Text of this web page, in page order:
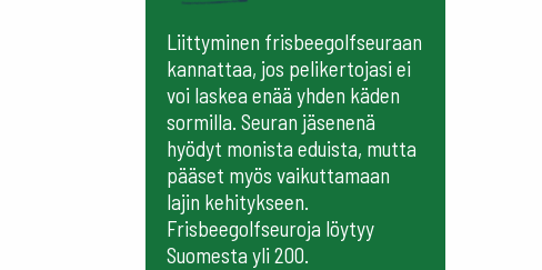
Liittyminen frisbeegolfseuraan
kannattaa, jos pelikertojasi ei
voi laskea enää yhden käden
sormilla. Seuran jäsenenä
hyödyt monista eduista, mutta
pääset myös vaikuttamaan
lajin kehitykseen.
Frisbeegolfseuroja löytyy
Suomesta yli 200.